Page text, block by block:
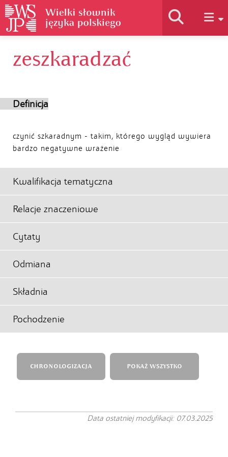
Historia słownika
zeszkaradzać
Definicja
czynić szkaradnym - takim, którego wygląd wywiera
bardzo negatywne wrażenie
Kwalifikacja tematyczna
Relacje znaczeniowe
Cytaty
Odmiana
Składnia
Pochodzenie
CHRONOLOGIZACJA POKAŻ WSZYSTKO
Data ostatniej modyfikacji: 07.03.2025